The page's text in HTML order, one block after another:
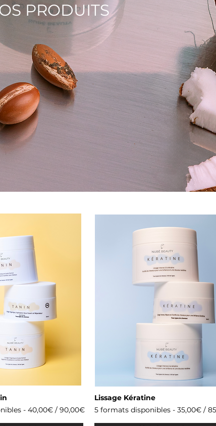
PRODUITS
- 40,00€ / 90,00€
Lissage Kératine
5 formats disponibles - 35,00€ /